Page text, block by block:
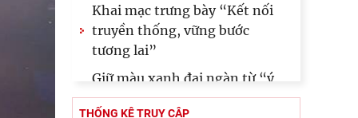
gia Lào ký Thỏa
Chủ tịch Viện Hàn lâm Khoa
học xã hội Việt Nam thăm và
làm việc tại Viện Khoa học
Kinh tế và Xã hội
THỐNG KÊ TRUY CẬP